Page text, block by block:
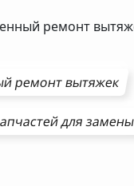
ремонт
ремонтвытяжек
для замены